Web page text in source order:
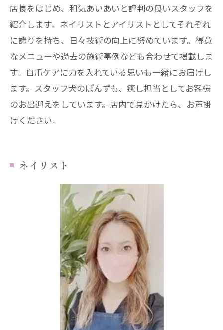
店長をはじめ、和気あいあいと評判の良いスタッフを
紹介します。ネイリストとアイリストとしてそれぞれ
に誇りを持ち、日々技術の向上に努めています。得意
なメニューや過去の施術事例なども合わせて掲載しま
す。自爪ケアに力を入れている思いも一緒にお届けし
ます。スタッフ犬のぽんずも、癒し担当としてお客様
のお出迎えをしています。店内で見かけたら、お声掛
けください。
ネイリスト